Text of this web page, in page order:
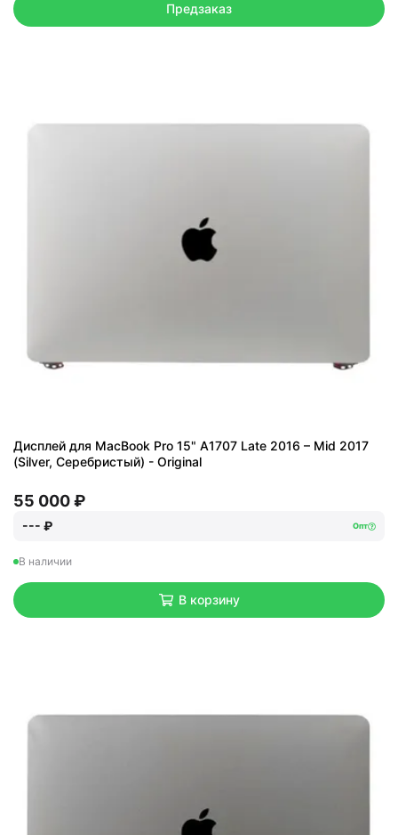
Предзаказ
Дисплей для MacBook Pro 15" A1707 Late 2016 – Mid 2017
(Silver, Серебристый) - Original
55 000 ₽
--- ₽ Опт
В наличии
В корзину